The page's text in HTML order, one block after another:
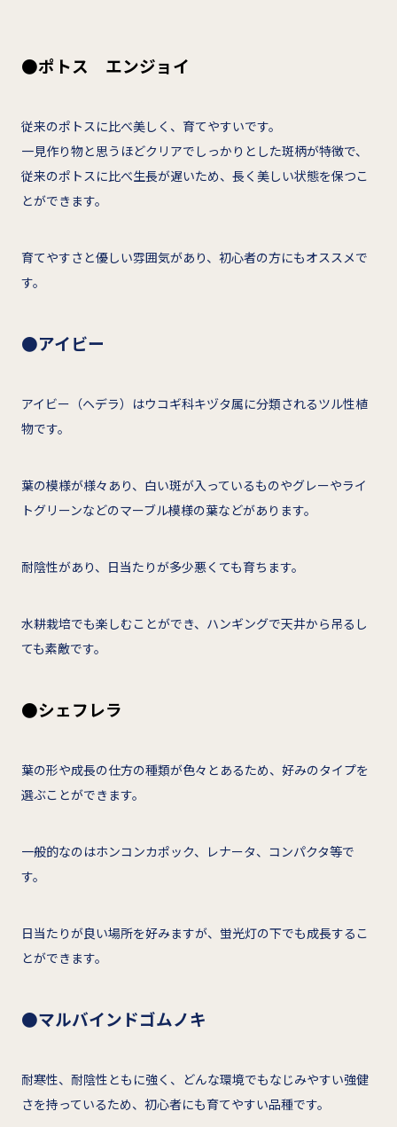
●ポトス エンジョイ
従来のポトスに比べ美しく、育てやすいです。
一見作り物と思うほどクリアでしっかりとした斑柄が特徴で、
従来のポトスに比べ生長が遅いため、長く美しい状態を保つこ
とができます。
育てやすさと優しい雰囲気があり、初心者の方にもオススメで
す。
●アイビー
アイビー（ヘデラ）はウコギ科キヅタ属に分類されるツル性植
物です。
葉の模様が様々あり、白い斑が入っているものやグレーやライ
トグリーンなどのマーブル模様の葉などがあります。
耐陰性があり、日当たりが多少悪くても育ちます。
水耕栽培でも楽しむことができ、ハンギングで天井から吊るし
ても素敵です。
●シェフレラ
葉の形や成長の仕方の種類が色々とあるため、好みのタイプを
選ぶことができます。
一般的なのはホンコンカポック、レナータ、コンパクタ等で
す。
日当たりが良い場所を好みますが、蛍光灯の下でも成長するこ
とができます。
●マルバインドゴムノキ
耐寒性、耐陰性ともに強く、どんな環境でもなじみやすい強健
さを持っているため、初心者にも育てやすい品種です。